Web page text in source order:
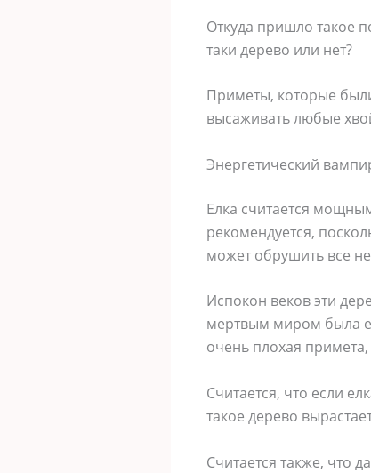
Откуда пришло такое
таки дерево или нет?
Приметы, которые
высаживать любые
Энергетический
Елка считается
рекомендуется,
может обрушить все
Испокон веков эти
мертвым миром была
очень плохая
Считается, что если
такое дерево
Считается также, что